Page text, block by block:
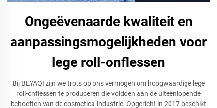
Ongeëvenaarde kwaliteit en
aanpassingsmogelijkheden voor
lege roll-onflessen
Bij BEYAQI zijn we trots op ons vermogen om hoogwaardige lege
roll-onflessen te produceren die voldoen aan de uiteenlopende
behoeften van de cosmetica-industrie. Opgericht in 2017 beschikt